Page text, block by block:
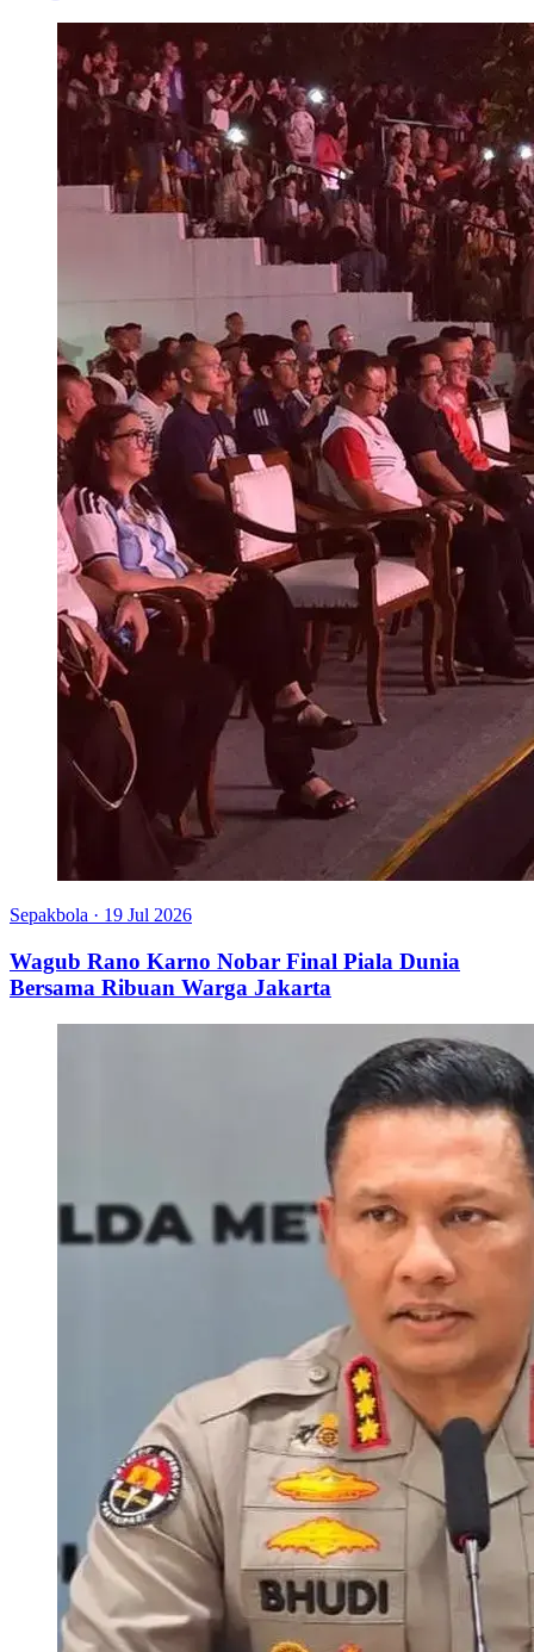
Sepakbola · 19 Jul 2026
Wagub Rano Karno Nobar Final Piala Dunia
Bersama Ribuan Warga Jakarta